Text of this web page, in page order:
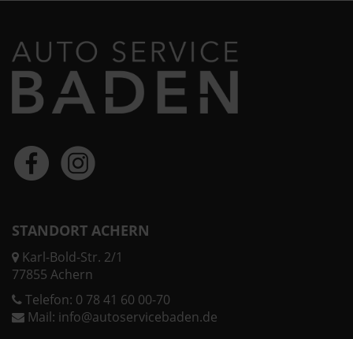
STANDORT ACHERN
Karl-Bold-Str. 2/1
77855 Achern
Telefon: 0 78 41 60 00-70
Mail: info@autoservicebaden.de